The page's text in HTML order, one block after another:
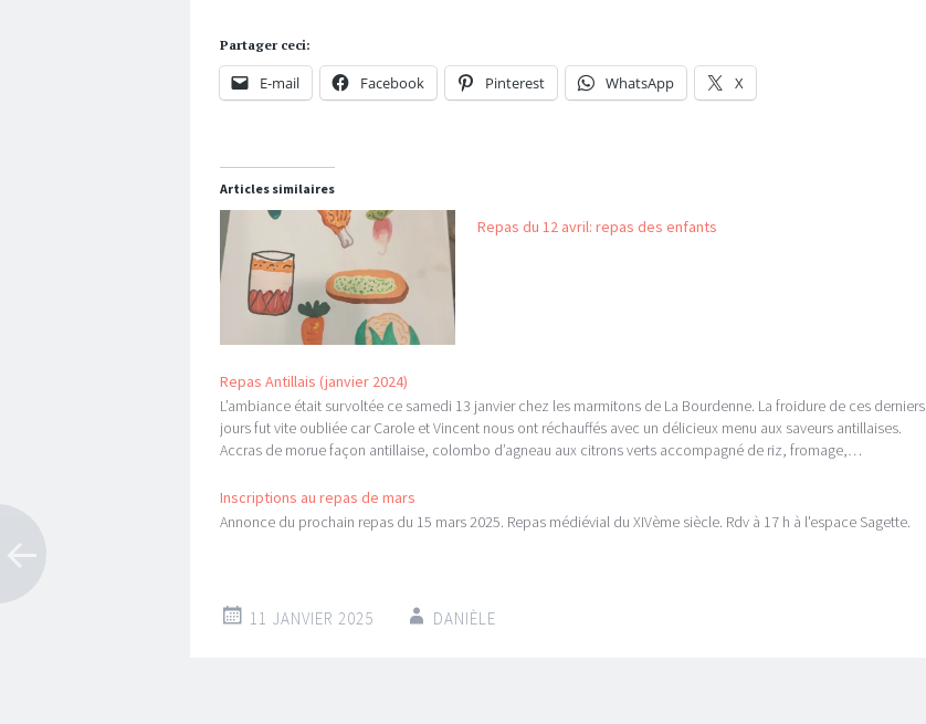
Partager ceci:
E-mail Facebook Pinterest WhatsApp X
Articles similaires
Repas du 12 avril: repas des enfants
Repas Antillais (janvier 2024)
L’ambiance était survoltée ce samedi 13 janvier chez les marmitons de La Bourdenne. La froidure de ces derniers
jours fut vite oubliée car Carole et Vincent nous ont réchauffés avec un délicieux menu aux saveurs antillaises.
Accras de morue façon antillaise, colombo d’agneau aux citrons verts accompagné de riz, fromage,…
Inscriptions au repas de mars
Annonce du prochain repas du 15 mars 2025. Repas médiévial du XIVème siècle. Rdv à 17 h à l'espace Sagette.
11 JANVIER 2025 DANIÈLE